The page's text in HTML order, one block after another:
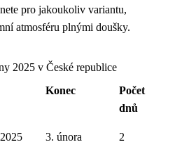
pro jakoukoliv variantu,
atmosféru plnými doušky.
2025 v České republice
Konec
Počet
dnů
3. února
2